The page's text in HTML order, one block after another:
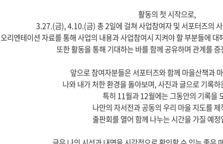
활동의 첫 시작으로,
3.27.(금), 4.10.(금) 총 2일에 걸쳐 사업참여자 및 서포터즈의
오리엔테이션 자료를 통해 사업의 내용과 사업참여시 지켜야 할 부분들에
또한 활동을 통해 기대하는 바를 함께 공유하며 관계를
앞으로 참여자분들은 서포터즈와 함께 마을산책과
나와 내가 처한 환경을 돌아보며,사진과 글으로 기록
특히 11월과 12월에는 그동안의 기록을
나만의 자서전과 공동의 우리 마을 지도를 제
출판회를 열어 함께 나누는 시간을 가질 예정